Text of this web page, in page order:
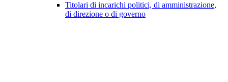
Titolari di incarichi politici, di amministrazione,
di direzione o di governo